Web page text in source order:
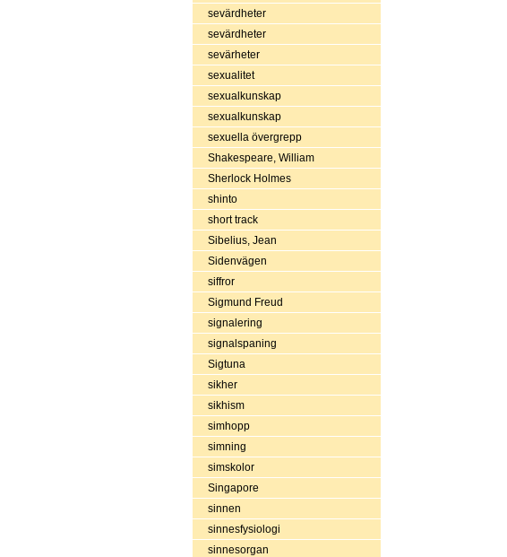
sevärdheter
sevärdheter
sevärheter
sexualitet
sexualkunskap
sexualkunskap
sexuella övergrepp
Shakespeare, William
Sherlock Holmes
shinto
short track
Sibelius, Jean
Sidenvägen
siffror
Sigmund Freud
signalering
signalspaning
Sigtuna
sikher
sikhism
simhopp
simning
simskolor
Singapore
sinnen
sinnesfysiologi
sinnesorgan